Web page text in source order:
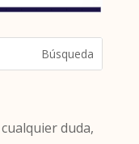
duda,